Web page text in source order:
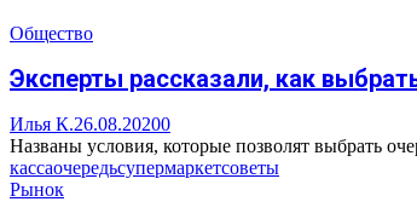
Общество
Эксперты рассказали, как
Илья К.26.08.20200
Названы условия, которые позволят выбрать
кассаочередьсупермаркетсоветы
Рынок